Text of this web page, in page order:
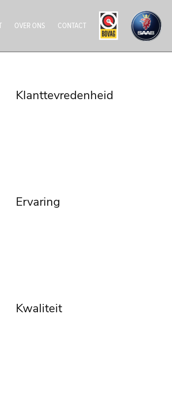
OVER ONS
CONTACT
Klanttevredenheid
Ervaring
Kwaliteit